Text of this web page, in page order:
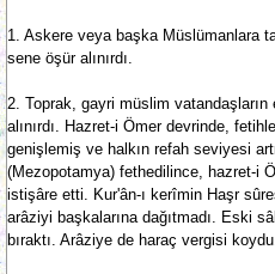
1. Askere veya başka Müslümanlara
sene öşür alınırdı.
2. Toprak, gayri müslim vatandaşların
alınırdı. Hazret-i Ömer devrinde,
genişlemiş ve halkın refah seviyesi
(Mezopotamya) fethedilince, hazret-i
istişâre etti. Kur'ân-ı kerîmin Haşr
arâziyi başkalarına dağıtmadı. Eski
bıraktı. Arâziye de haraç vergisi